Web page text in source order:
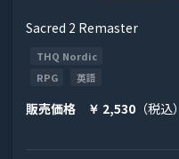
Sacred 2 Remaster
THQ Nordic
RPG
英語
販売価格 ￥ 2,530 （税込）